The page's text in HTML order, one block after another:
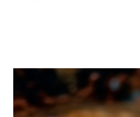
Преподавателям